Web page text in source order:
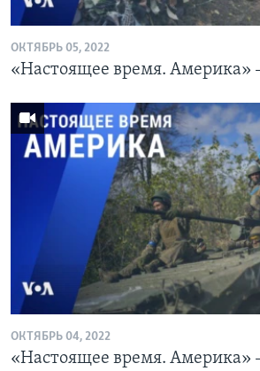
ОКТЯБРЬ 05, 2022
«Настоящее время. Америка»
ОКТЯБРЬ 04, 2022
«Настоящее время. Америка»